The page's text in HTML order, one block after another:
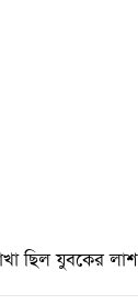
ছিল যুবকের লাশ